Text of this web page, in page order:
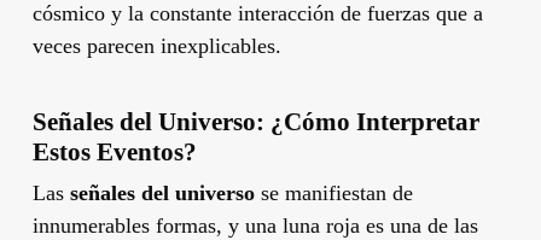
cósmico y la constante interacción de fuerzas que a
veces parecen inexplicables.
Señales del Universo: ¿Cómo Interpretar
Estos Eventos?
Las señales del universose manifiestan de
innumerables formas, y una luna roja es una de las